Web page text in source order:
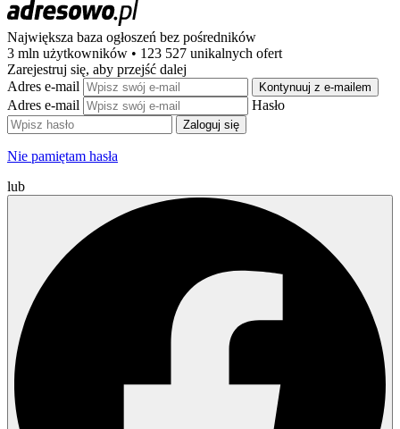
Największa baza ogłoszeń bez pośredników
3 mln użytkowników • 123 527 unikalnych ofert
Zarejestruj się, aby przejść dalej
Adres e-mail
Kontynuuj z e-mailem
Adres e-mail Hasło
Zaloguj się
Nie pamiętam hasła
lub